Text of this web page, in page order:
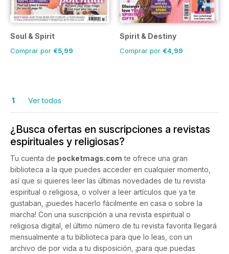
Soul & Spirit
Comprar por €5,99
Spirit & Destiny
Comprar por €4,99
1 Ver todos
¿Busca ofertas en suscripciones a revistas
espirituales y religiosas?
Tu cuenta de pocketmags.com te ofrece una gran
biblioteca a la que puedes acceder en cualquier momento,
así que si quieres leer las últimas novedades de tu revista
espiritual o religiosa, o volver a leer artículos que ya te
gustaban, ¡puedes hacerlo fácilmente en casa o sobre la
marcha! Con una suscripción a una revista espiritual o
religiosa digital, el último número de tu revista favorita llegará
mensualmente a tu biblioteca para que lo leas, con un
archivo de por vida a tu disposición, ¡para que puedas